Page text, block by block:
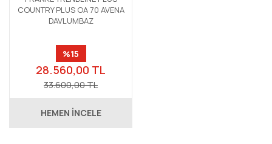
COUNTRY PLUS OA 70 AVENA
DAVLUMBAZ
%15
28.560,00 TL
33.600,00 TL
HEMEN İNCELE